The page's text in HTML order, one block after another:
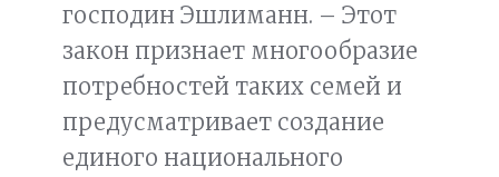
господин Эшлиманн. – Этот
закон признает многообразие
потребностей таких семей и
предусматривает создание
единого национального